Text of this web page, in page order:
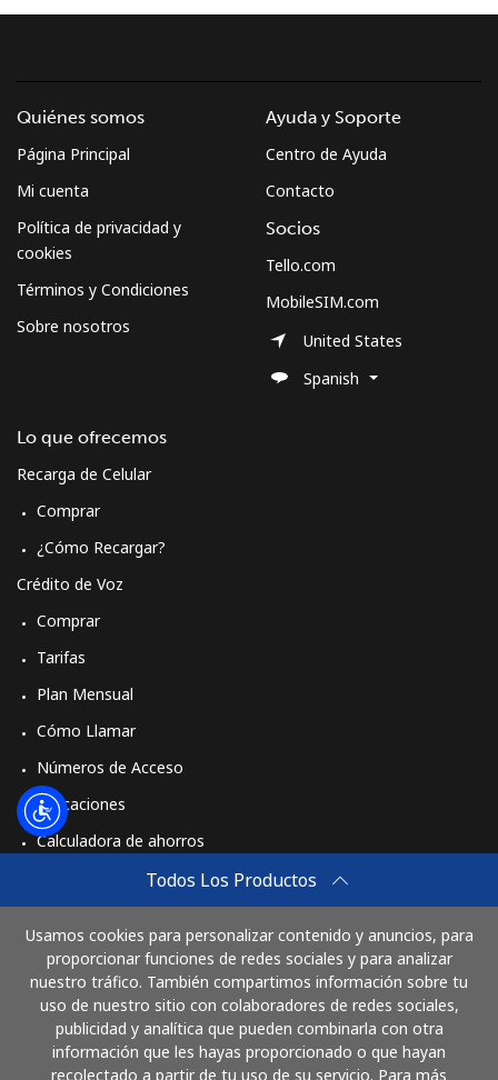
Todos Los Productos
Usamos cookies para personalizar contenido y anuncios, para
proporcionar funciones de redes sociales y para analizar
nuestro tráfico. También compartimos información sobre tu
uso de nuestro sitio con colaboradores de redes sociales,
publicidad y analítica que pueden combinarla con otra
información que les hayas proporcionado o que hayan
recolectado a partir de tu uso de su servicio. Para más
Quiénes somos
Página Principal
Mi cuenta
Política de privacidad y
cookies
Términos y Condiciones
Sobre nosotros
Lo que ofrecemos
Recarga de Celular
Comprar
¿Cómo Recargar?
Crédito de Voz
Comprar
Tarifas
Plan Mensual
Cómo Llamar
Números de Acceso
Aplicaciones
Calculadora de ahorros
Comprar
Cómo funciona
Ayuda y Soporte
Centro de Ayuda
Contacto
Socios
Tello.com
MobileSIM.com
United States
Spanish
Paga con